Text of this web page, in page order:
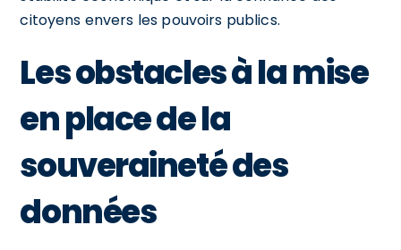
citoyens envers les pouvoirs publics.
Les obstacles à la mise
en place de la
souveraineté des
données